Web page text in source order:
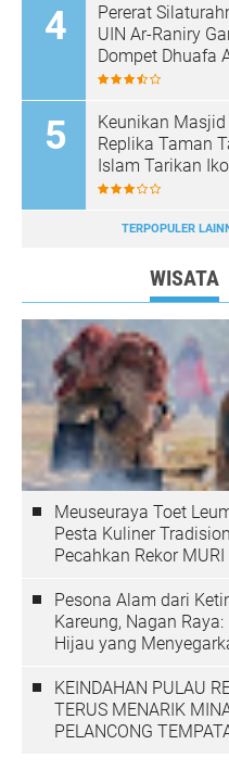
Pererat
UIN Ar-Raniry
Dompet Dhuafa
Sukseskan
Keunikan
Replika Taman Tamadun
Islam Tarikan
Terengganu,
TERPOPULER
WISATA
Meuseuraya Toet
Pesta Kuliner
Pecahkan Rekor MURI
Pesona Alam dari
Kareung, Nagan
Hijau yang
KEINDAHAN PULAU
TERUS MENARIK
PELANCONG